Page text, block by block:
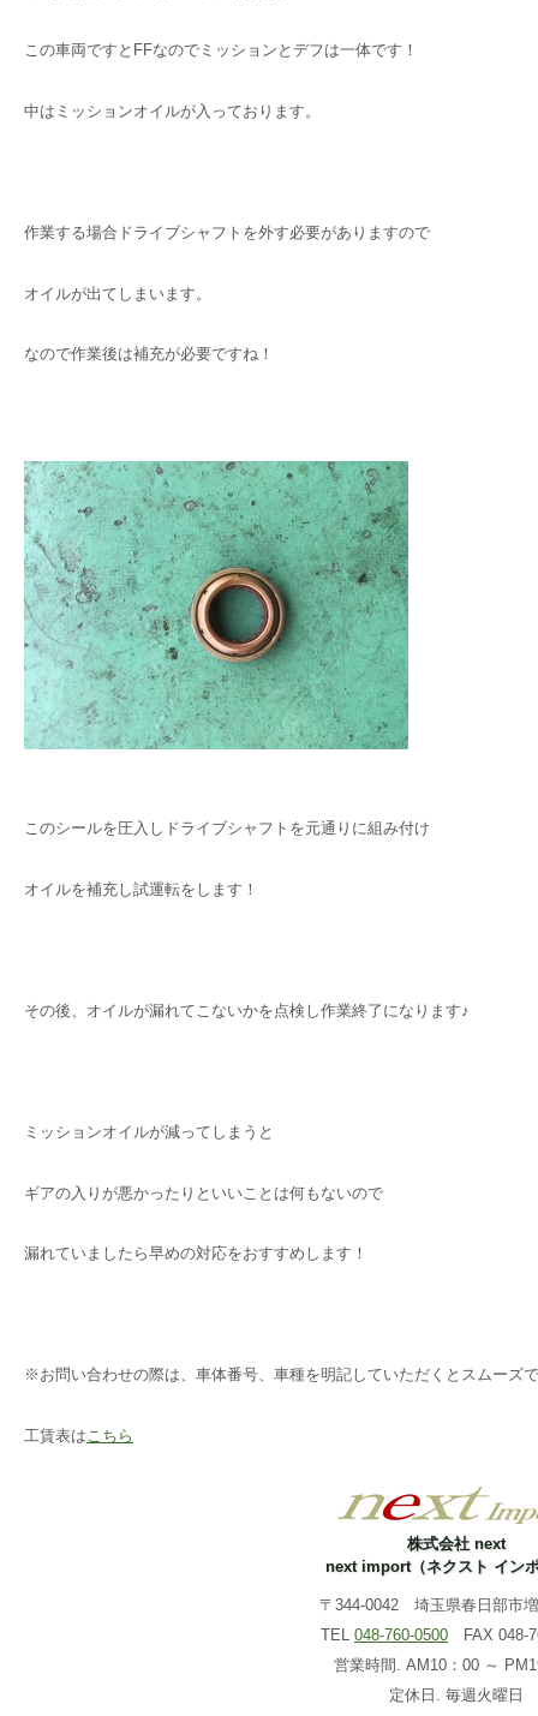
この車両ですとFFなのでミッションとデフは一体です！
中はミッションオイルが入っております。
作業する場合ドライブシャフトを外す必要がありますので
オイルが出てしまいます。
なので作業後は補充が必要ですね！
このシールを圧入しドライブシャフトを元通りに組み付け
オイルを補充し試運転をします！
その後、オイルが漏れてこないかを点検し作業終了になります♪
ミッションオイルが減ってしまうと
ギアの入りが悪かったりといいことは何もないので
漏れていましたら早めの対応をおすすめします！
※お問い合わせの際は、車体番号、車種を明記していただくとスムーズ
工賃表はこちら
株式会社 next
next import（ネクスト イン
〒344-0042 埼玉県春日部市
TEL 048-760-0500 FAX 048-
営業時間. AM10：00 ～
定休日. 毎週火曜日